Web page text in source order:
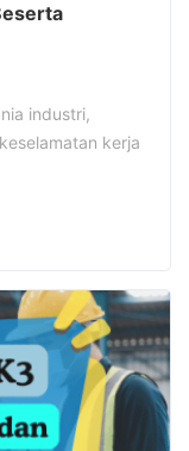
industri,
kerja